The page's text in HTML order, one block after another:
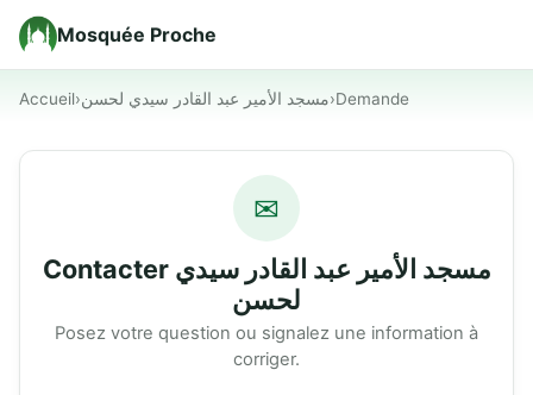
Mosquée Proche
Accueil›مسجد الأمير عبد القادر سيدي لحسن›Demande
✉
Contacter مسجد الأمير عبد القادر سيدي
لحسن
Posez votre question ou signalez une information à
corriger.